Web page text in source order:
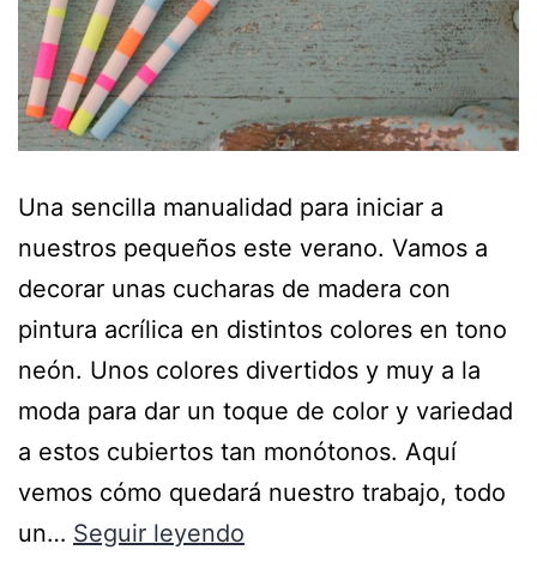
Una sencilla manualidad para iniciar a
nuestros pequeños este verano. Vamos a
decorar unas cucharas de madera con
pintura acrílica en distintos colores en tono
neón. Unos colores divertidos y muy a la
moda para dar un toque de color y variedad
a estos cubiertos tan monótonos. Aquí
vemos cómo quedará nuestro trabajo, todo
un… Seguir leyendo